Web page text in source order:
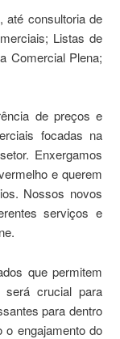
até consultoria de
Listas de
Comercial Plena;
de preços e
focadas na
Enxergamos
e querem
Nossos novos
serviços e
que permitem
será crucial para
para dentro
engajamento do